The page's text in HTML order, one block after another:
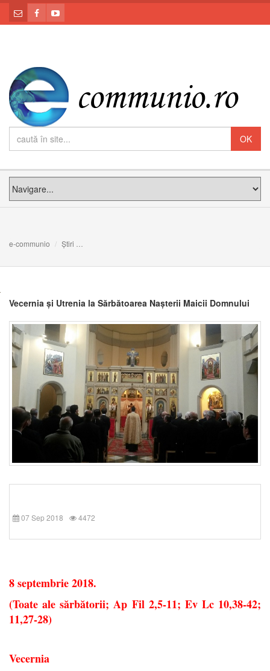
e-communio Știri
Vecernia și Utrenia la Sărbătoarea Nașterii Maicii Domnului
07 Sep 2018 4472
8 septembrie 2018.
(Toate ale sărbătorii; Ap Fil 2,5-11; Ev Lc 10,38-42;
11,27-28)
Vecernia